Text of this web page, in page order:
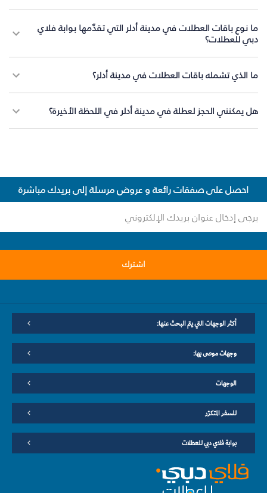
ما نوع باقات العطلات في مدينة أدلر التي تقدّمها بوابة فلاي
دبي للعطلات؟
ما الذي تشمله باقات العطلات في مدينة أدلر؟
هل يمكنني الحجز لعطلة في مدينة أدلر في اللحظة الأخيرة؟
احصل على صفقات رائعة و عروض مرسلة إلى بريدك مباشرة
اشترك
أكثر الوجهات التي يتم البحث عنها:
وجهات موصى بها:
الوجهات
للسفر المتكرّر
بوابة فلاي دبي للعطلات